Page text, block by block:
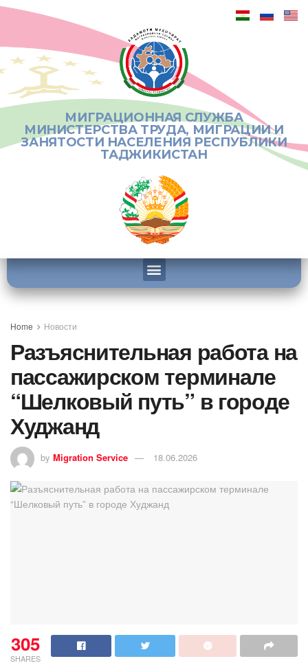
МИГРАЦИОННАЯ СЛУЖБА
МИНИСТЕРСТВА ТРУДА, МИГРАЦИИ И
ЗАНЯТОСТИ НАСЕЛЕНИЯ РЕСПУБЛИКИ
ТАДЖИКИСТАН
Home Новости
Разъяснительная работа на
пассажирском терминале
“Шелковый путь” в городе
Худжанд
by Migration Service 18.06.2026
305
SHARES